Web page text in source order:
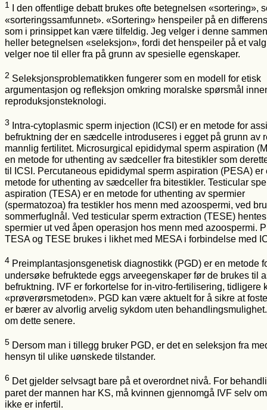
1 I den offentlige debatt brukes ofte betegnelsen «sortering»,
«sorteringssamfunnet». «Sortering» henspeiler på en
som i prinsippet kan være tilfeldig. Jeg velger i denne
heller betegnelsen «seleksjon», fordi det henspeiler på et
velger noe til eller fra på grunn av spesielle egenskaper.
2 Seleksjonsproblematikken fungerer som en modell for etisk
argumentasjon og refleksjon omkring moralske spørsmål
reproduksjonsteknologi.
3
Intra-cytoplasmic sperm injection (ICSI) er en metode for
befruktning der en sædcelle introduseres i egget på grunn av
mannlig fertilitet. Microsurgical epididymal sperm aspiration
en metode for uthenting av sædceller fra bitestikler som
til ICSI. Percutaneous epididymal sperm aspiration (PESA) er
metode for uthenting av sædceller fra bitestikler. Testicular
aspiration (TESA) er en metode for uthenting av spermier
(spermatozoa) fra testikler hos menn med azoospermi, ved
sommerfuglnål. Ved testicular sperm extraction (TESE) hentes
spermier ut ved åpen operasjon hos menn med azoospermi.
TESA og TESE brukes i likhet med MESA i forbindelse med
4 Preimplantasjonsgenetisk diagnostikk (PGD) er en metode
undersøke befruktede eggs arveegenskaper før de brukes til
befruktning. IVF er forkortelse for in-vitro-fertilisering, tidligere
«prøverørsmetoden». PGD kan være aktuelt for å sikre at
er bærer av alvorlig arvelig sykdom uten
om dette senere.
5 Dersom man i tillegg bruker PGD, er det en seleksjon fra
hensyn til ulike uønskede tilstander.
6 Det gjelder selvsagt bare på et overordnet nivå. For
paret der mannen har KS, må kvinnen gjennomgå IVF selv
ikke er infertil.